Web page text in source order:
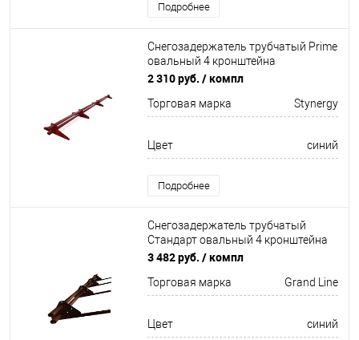
Подробнее
Снегозадержатель трубчатый Prime
овальный 4 кронштейна
Оцинков+порошковый окрас
2 310 руб. / компл
Торговая марка Stynergy
Цвет синий
Подробнее
Снегозадержатель трубчатый
Стандарт овальный 4 кронштейна
Оцинков+порошковый окрас
3 482 руб. / компл
Торговая марка Grand Line
Цвет синий